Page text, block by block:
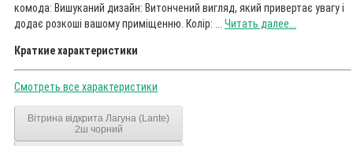
комода: Вишуканий дизайн: Витончений вигляд, який привертає увагу і
додає розкоші вашому приміщенню. Колір: ... Читать далее...
Краткие характеристики
Смотреть все характеристики
Вітрина відкрита Лагуна (Lante)
2ш чорний